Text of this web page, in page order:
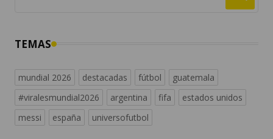
mundial 2026
messi
españa universofutbol